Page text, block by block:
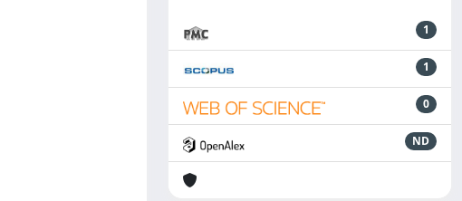
1
1
0
ND